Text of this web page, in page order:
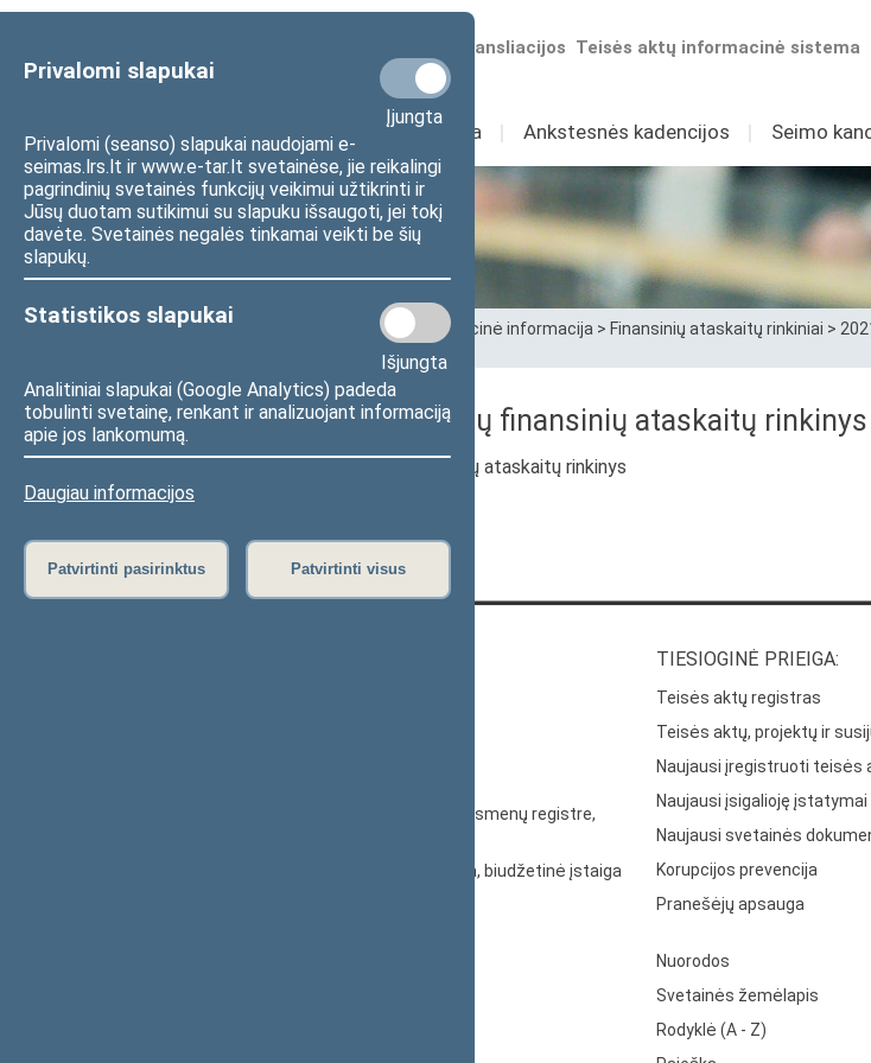
Privalomi slapukai
Įjungta
Privalomi (seanso) slapukai naudojami e-
seimas.lrs.lt ir www.e-tar.lt svetainėse, jie reikalingi
pagrindinių svetainės funkcijų veikimui užtikrinti ir
Jūsų duotam sutikimui su slapuku išsaugoti, jei tokį
davėte. Svetainės negalės tinkamai veikti be šių
slapukų.
Statistikos slapukai
Išjungta
Analitiniai slapukai (Google Analytics) padeda
tobulinti svetainę, renkant ir analizuojant informaciją
apie jos lankomumą.
Daugiau informacijos
Patvirtinti pasirinktus Patvirtinti visus
Teisės aktų informacinė sistema
Numatomos transliacijos
Sudėtis Veikla I Ankstesnės kadencijos I Seimo
Seimo kanceliarija
Pradžia>Seimo kanceliarija >Administracinė informacija > Finansinių ataskaitų rinkiniai >
2021 m. devynių mėnesių finansinių ataskaitų rinkinys
2021 m. devynių mėnesių finansinių ataskaitų rinkinys
Duomenys kaupiami ir saugomi Juridinių asmenų registre,
© Lietuvos Respublikos Seimo kanceliarija, biudžetinė įstaiga
TIESIOGINĖ PRIEIGA:
Teisės aktų registras
Teisės aktų, projektų ir
Naujausi įregistruoti teisės
Naujausi įsigalioję įstatymai
Naujausi svetainės
Korupcijos prevencija
Pranešėjų apsauga
Nuorodos
Svetainės žemėlapis
Rodyklė (A - Z)